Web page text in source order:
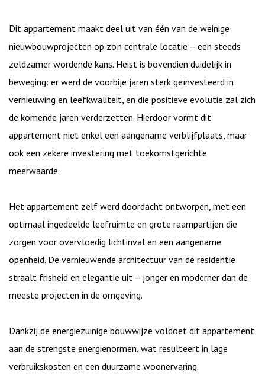
Dit appartement maakt deel uit van één van de weinige
nieuwbouwprojecten op zo’n centrale locatie – een steeds
zeldzamer wordende kans. Heist is bovendien duidelijk in
beweging: er werd de voorbije jaren sterk geïnvesteerd in
vernieuwing en leefkwaliteit, en die positieve evolutie zal zich
de komende jaren verderzetten. Hierdoor vormt dit
appartement niet enkel een aangename verblijfplaats, maar
ook een zekere investering met toekomstgerichte
meerwaarde.
Het appartement zelf werd doordacht ontworpen, met een
optimaal ingedeelde leefruimte en grote raampartijen die
zorgen voor overvloedig lichtinval en een aangename
openheid. De vernieuwende architectuur van de residentie
straalt frisheid en elegantie uit – jonger en moderner dan de
meeste projecten in de omgeving.
Dankzij de energiezuinige bouwwijze voldoet dit appartement
aan de strengste energienormen, wat resulteert in lage
verbruikskosten en een duurzame woonervaring.